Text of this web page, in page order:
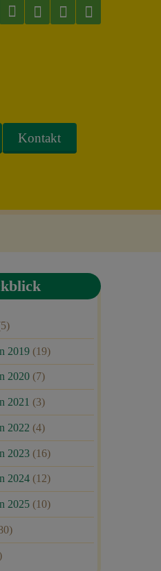
Kontakt
2019 (19)
2020 (7)
2021 (3)
2022 (4)
2023 (16)
2024 (12)
2025 (10)